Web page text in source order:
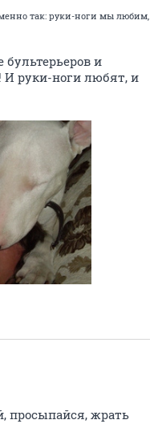
так: руки-ноги мы любим,
бультерьеров и
И руки-ноги любят, и
просыпайся, жрать